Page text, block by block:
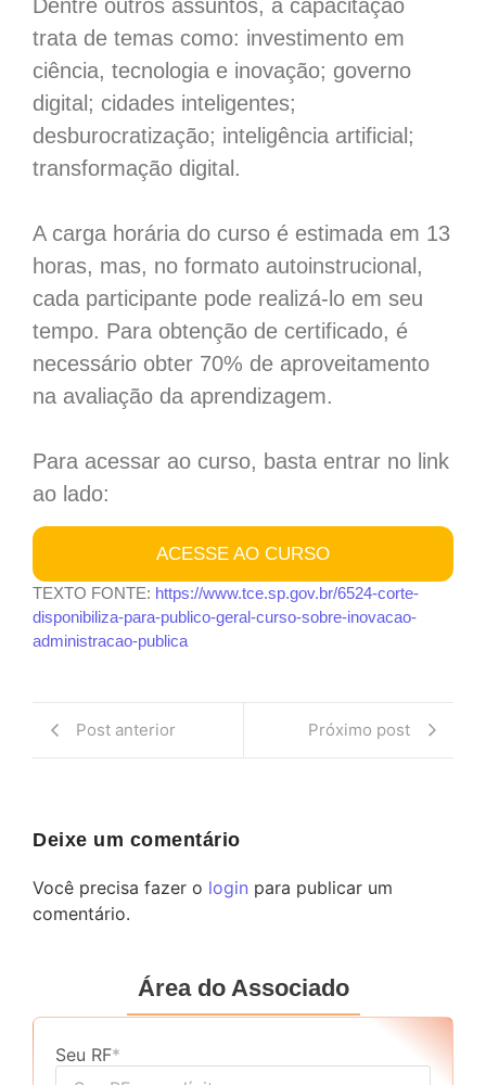
Dentre outros assuntos, a capacitação
trata de temas como: investimento em
ciência, tecnologia e inovação; governo
digital; cidades inteligentes;
desburocratização; inteligência artificial;
transformação digital.
A carga horária do curso é estimada em 13
horas, mas, no formato autoinstrucional,
cada participante pode realizá-lo em seu
tempo. Para obtenção de certificado, é
necessário obter 70% de aproveitamento
na avaliação da aprendizagem.
Para acessar ao curso, basta entrar no link
ao lado:
ACESSE AO CURSO
TEXTO FONTE: https://www.tce.sp.gov.br/6524-corte-
disponibiliza-para-publico-geral-curso-sobre-inovacao-
administracao-publica
Post anterior Próximo post
Deixe um comentário
Você precisa fazer o login para publicar um
comentário.
Área do Associado
Seu RF*